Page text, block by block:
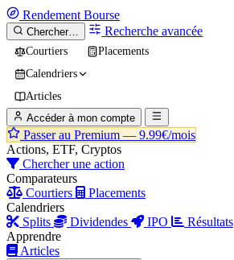
Rendement Bourse
Chercher… Recherche avancée
Courtiers
Placements
Calendriers
Articles
Accéder à mon compte
Passer au Premium — 9.99€/mois
Actions, ETF, Cryptos
Chercher une action
Comparateurs
Courtiers
Placements
Calendriers
Splits
Dividendes IPO
Résultats
Apprendre
Articles